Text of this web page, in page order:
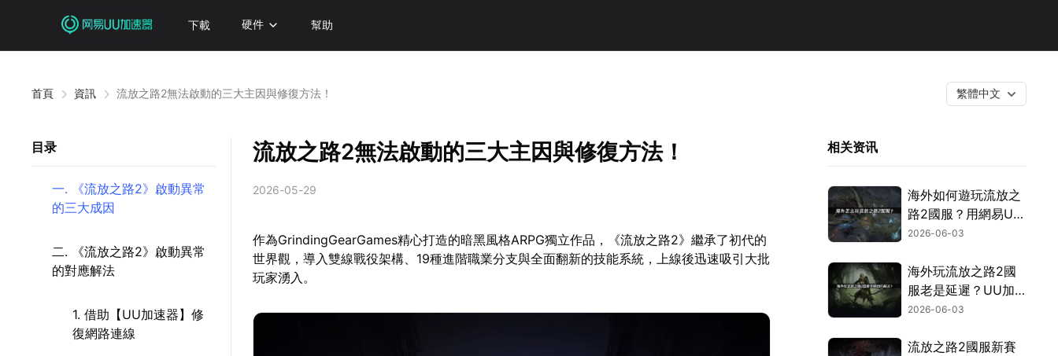
下載 硬件 幫助
首頁 資訊 流放之路2無法啟動的三大主因與修復方法！ 繁體中文
目录
一. 《流放之路2》啟動異常
的三大成因
二. 《流放之路2》啟動異常
的對應解法
1. 借助【UU加速器】修
復網路連線
流放之路2無法啟動的三大主因與修復方法！
2026-05-29
作為GrindingGearGames精心打造的暗黑風格ARPG獨立作品，《流放之路2》繼承了初代的
世界觀，導入雙線戰役架構、19種進階職業分支與全面翻新的技能系統，上線後迅速吸引大批
玩家湧入。
相关资讯
海外如何遊玩流放之
路2國服？用網易UU
加速器一鍵搞定！
2026-06-03
海外玩流放之路2國
服老是延遲？UU加
速器一鍵搞定跨國網
2026-06-03
流放之路2國服新賽